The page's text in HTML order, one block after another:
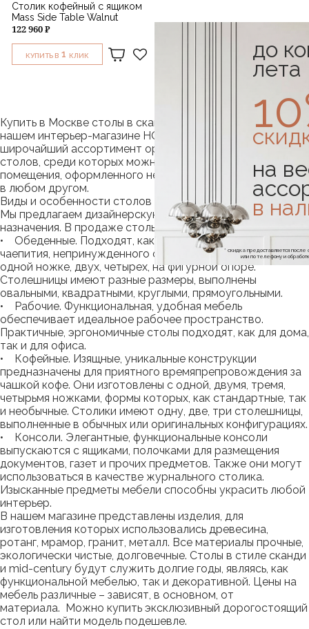
Столик кофейный с ящиком
Mass Side Table Walnut
122 960 ₽
КУПИТЬ В 1 КЛИК
Купить в Москве столы в скандинавском стиле можно в
нашем интерьер-магазине НОРД КОНЦЕПТ. У нас
широчайший ассортимент оригинальных, красивых
столов, среди которых можно подобрать модель для
помещения, оформленного не только в стиле сканди, но и
в любом другом.
Виды и особенности столов
Мы предлагаем дизайнерскую мебель различного
назначения. В продаже столы:
• Обеденные. Подходят, как для приема пищи, так и для
чаепития, непринужденного общения. Конструкции на
одной ножке, двух, четырех, на фигурной опоре.
Столешницы имеют разные размеры, выполнены
овальными, квадратными, круглыми, прямоугольными.
• Рабочие. Функциональная, удобная мебель
обеспечивает идеальное рабочее пространство.
Практичные, эргономичные столы подходят, как для дома,
так и для офиса.
• Кофейные. Изящные, уникальные конструкции
предназначены для приятного времяпрепровождения за
чашкой кофе. Они изготовлены с одной, двумя, тремя,
четырьмя ножками, формы которых, как стандартные, так
и необычные. Столики имеют одну, две, три столешницы,
выполненные в обычных или оригинальных конфигурациях.
• Консоли. Элегантные, функциональные консоли
выпускаются с ящиками, полочками для размещения
документов, газет и прочих предметов. Также они могут
использоваться в качестве журнального столика.
Изысканные предметы мебели способны украсить любой
интерьер.
В нашем магазине представлены изделия, для
изготовления которых использовались древесина,
ротанг, мрамор, гранит, металл. Все материалы прочные,
экологически чистые, долговечные. Столы в стиле сканди
и mid-century будут служить долгие годы, являясь, как
функциональной мебелью, так и декоративной. Цены на
мебель различные – зависят, в основном, от
материала. Можно купить эксклюзивный дорогостоящий
стол или найти модель подешевле.
до
лета
на
в
* скидка предоставляется
или по телефону и